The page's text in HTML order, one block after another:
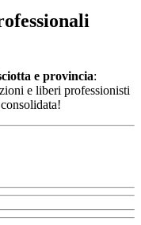
e provincia:
e liberi professionisti